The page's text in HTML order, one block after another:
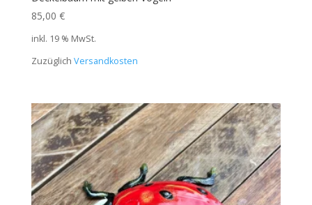
85,00 €
inkl. 19 % MwSt.
Zuzüglich Versandkosten